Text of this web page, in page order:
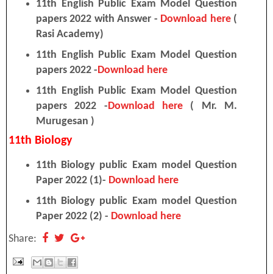
11th English Public Exam Model Question
papers 2022 with Answer - Download here(
Rasi Academy)
11th English Public Exam Model Question
papers 2022 -Download here
11th English Public Exam Model Question
papers 2022 -Download here ( Mr. M.
Murugesan )
11th Biology
11th Biology public Exam model Question
Paper 2022 (1)- Download here
11th Biology public Exam model Question
Paper 2022 (2) - Download here
Share: